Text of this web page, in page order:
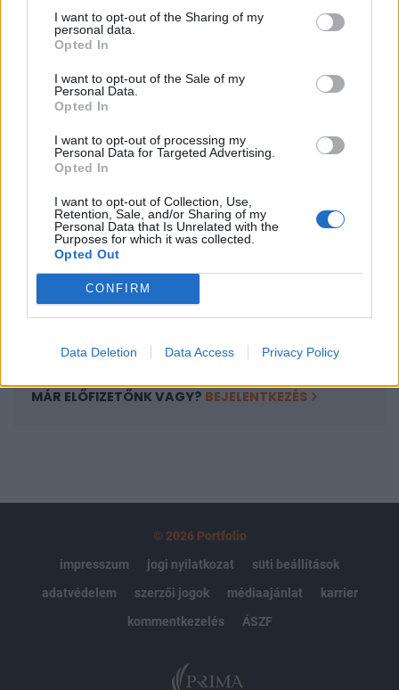
I want to opt-out of the Sharing of my
personal data.
Opted In
I want to opt-out of the Sale of my
Personal Data.
Opted In
I want to opt-out of processing my
Personal Data for Targeted Advertising.
Opted In
I want to opt-out of Collection, Use,
Retention, Sale, and/or Sharing of my
Personal Data that Is Unrelated with the
Purposes for which it was collected.
Opted Out
CONFIRM
Data Deletion Data Access Privacy Policy
hétvégi német választások nyomják rá bélyegüket, nem fog
tudni a bizonytalan kimenetelű szavazásokat
megelőzően...
KEDVES OLVASÓNK!
A keresett cikk a portfolio.hu hírarchívumához
tartozik, melynek olvasása előfizetéses
Az előfizetés a következőket tartalmazza:
Portfolio.hu teljes cikkarchívum
Kötéslisták: BÉT elmúlt 2 év napon belüli
kötéslistái
MÁR ELŐFIZETŐNK VAGY? BEJELENTKEZÉS
© 2026 Portfolio
impresszum
jogi nyilatkozat
süti beállítások
adatvédelem
szerzői jogok médiaajánlat
karrier
kommentkezelés
ÁSZF